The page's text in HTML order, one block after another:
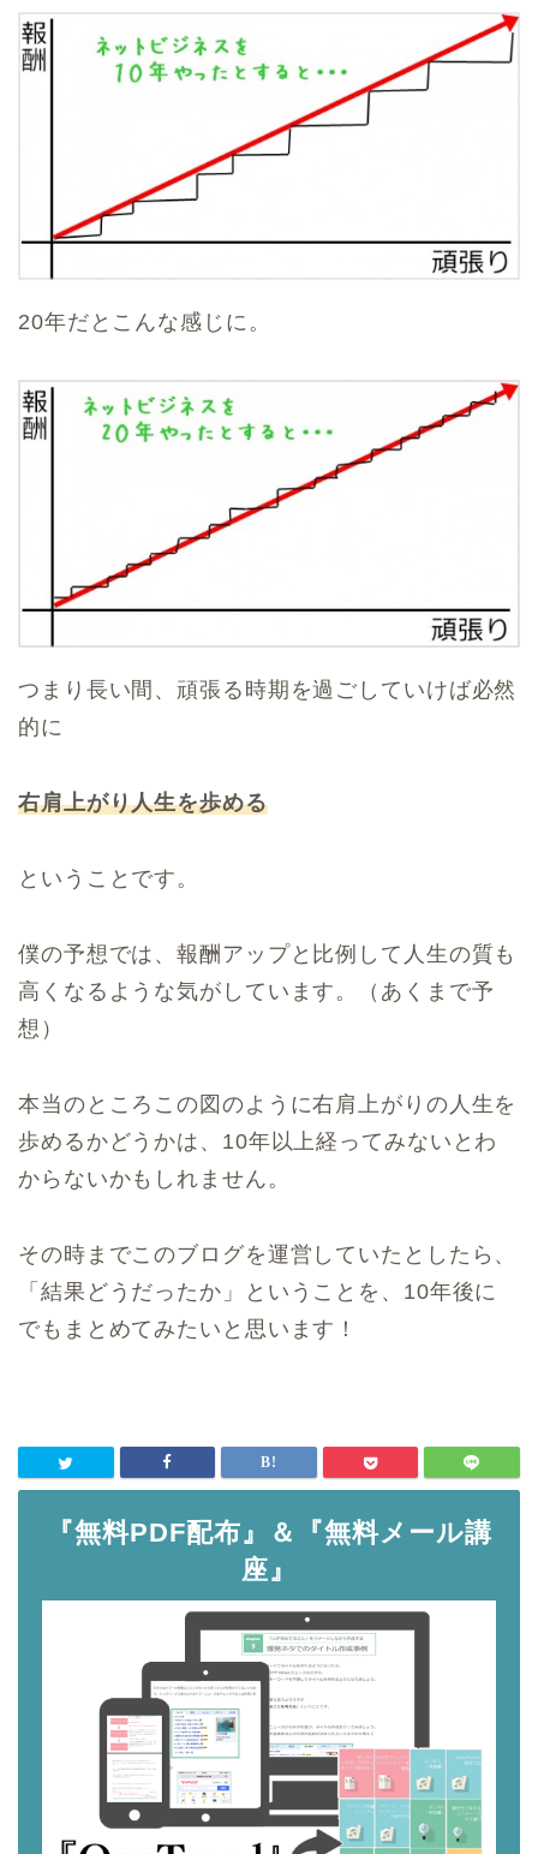
20年だとこんな感じに。
つまり長い間、頑張る時期を過ごしていけば必然
的に
右肩上がり人生を歩める
ということです。
僕の予想では、報酬アップと比例して人生の質も
高くなるような気がしています。（あくまで予
想）
本当のところこの図のように右肩上がりの人生を
歩めるかどうかは、10年以上経ってみないとわ
からないかもしれません。
その時までこのブログを運営していたとしたら、
「結果どうだったか」ということを、10年後に
でもまとめてみたいと思います！
『無料PDF配布』＆『無料メール講
座』